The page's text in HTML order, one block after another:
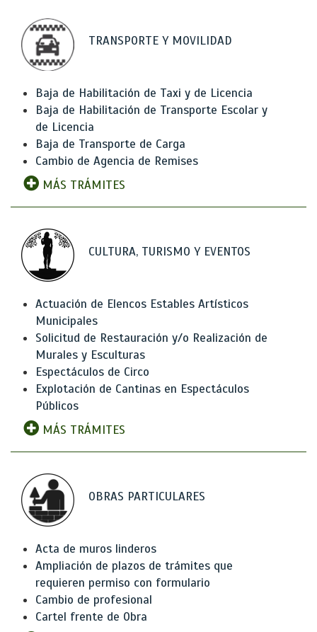
TRANSPORTE Y MOVILIDAD
Baja de Habilitación de Taxi y de Licencia
Baja de Habilitación de Transporte Escolar y
de Licencia
Baja de Transporte de Carga
Cambio de Agencia de Remises
MÁS TRÁMITES
CULTURA, TURISMO Y EVENTOS
Actuación de Elencos Estables Artísticos
Municipales
Solicitud de Restauración y/o Realización de
Murales y Esculturas
Espectáculos de Circo
Explotación de Cantinas en Espectáculos
Públicos
MÁS TRÁMITES
OBRAS PARTICULARES
Acta de muros linderos
Ampliación de plazos de trámites que
requieren permiso con formulario
Cambio de profesional
Cartel frente de Obra